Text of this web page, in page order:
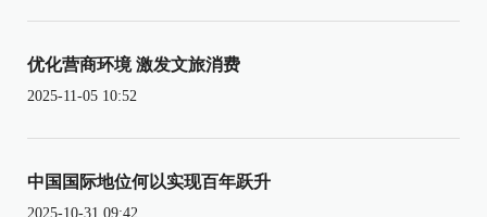
优化营商环境 激发文旅消费
2025-11-05 10:52
中国国际地位何以实现百年跃升
2025-10-31 09:42